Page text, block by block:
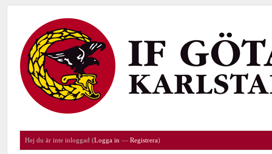
Hej du är inte inloggad (Logga in —Registrera)